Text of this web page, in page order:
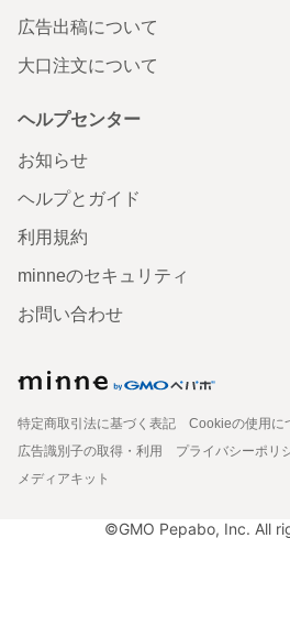
広告出稿について
大口注文について
ヘルプセンター
お知らせ
ヘルプとガイド
利用規約
minneのセキュリティ
お問い合わせ
特定商取引法に基づく表記
Cookieの使用に
広告識別子の取得・利用
プライバシーポリ
メディアキット
©GMO Pepabo, Inc. All